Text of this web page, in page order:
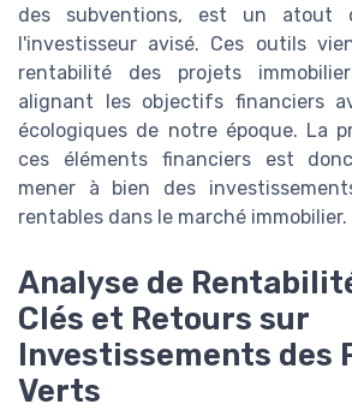
des subventions, est un atout
l'investisseur avisé. Ces outils
rentabilité des projets
alignant les objectifs financiers
écologiques de notre époque. La
ces éléments financiers est
mener à bien des
rentables dans le marché immobilier.
Analyse de
Clés et Retours sur
Investissements des
Verts